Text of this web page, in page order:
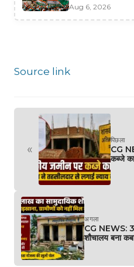
Aug 6, 2026
Source link
«
पिछला
CG
कब्जे
अगला
CG NEWS:
शौचालय बना